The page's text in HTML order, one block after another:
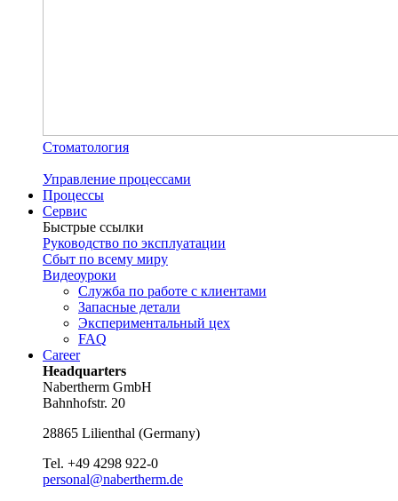
Стоматология
Управление процессами
Процессы
Сервис
Быстрые ссылки
Руководство по эксплуатации
Сбыт по всему миру
Видеоуроки
Служба по работе с клиентами
Запасные детали
Экспериментальный цех
FAQ
Career
Headquarters
Nabertherm GmbH
Bahnhofstr. 20
28865 Lilienthal (Germany)
Tel. +49 4298 922-0
personal@nabertherm.de